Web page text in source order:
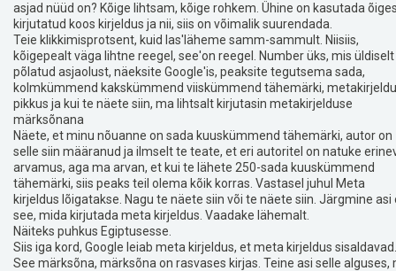
asjad nüüd on? Kõige lihtsam, kõige rohkem. Ühine on kasutada
kirjutatud koos kirjeldus ja nii, siis on võimalik suurendada.
Teie klikkimisprotsent, kuid las'läheme samm-sammult. Niisiis,
kõigepealt väga lihtne reegel, see'on reegel. Number üks, mis üldiselt
põlatud asjaolust, näeksite Google'is, peaksite tegutsema sada,
kolmkümmend kakskümmend viiskümmend tähemärki,
pikkus ja kui te näete siin, ma lihtsalt kirjutasin metakirjelduse
märksõnana
Näete, et minu nõuanne on sada kuuskümmend tähemärki, autor on
selle siin määranud ja ilmselt te teate, et eri autoritel on natuke
arvamus, aga ma arvan, et kui te lähete 250-sada kuuskümmend
tähemärki, siis peaks teil olema kõik korras. Vastasel juhul Meta
kirjeldus lõigatakse. Nagu te näete siin või te näete siin. Järgmine asi
see, mida kirjutada meta kirjeldus. Vaadake lähemalt.
Näiteks puhkus Egiptusesse.
Siis iga kord, Google leiab meta kirjeldus, et meta kirjeldus sisaldavad.
See märksõna, märksõna on rasvases kirjas. Teine asi selle alguses,